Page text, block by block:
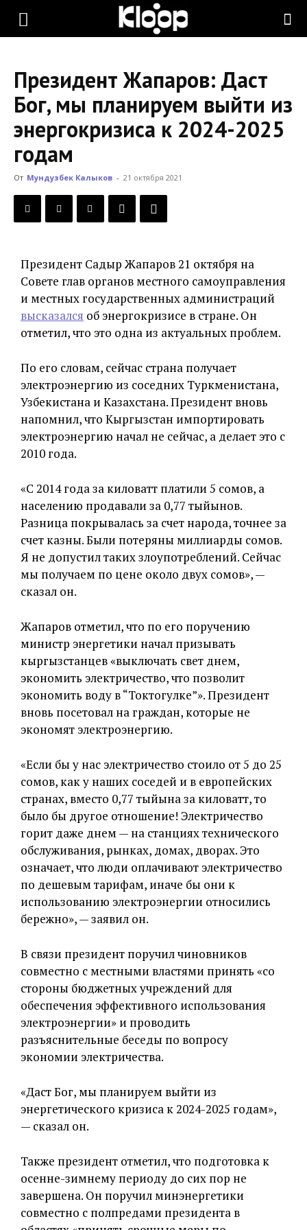
KLOOP.KG
Новости
Кыргызстана
Президент Жапаров: Даст
Бог, мы планируем выйти из
энергокризиса к 2024-2025
годам
От Мундузбек Калыков - 21 октября 2021
Президент Садыр Жапаров 21 октября на
Совете глав органов местного самоуправления
и местных государственных администраций
высказался об энергокризисе в стране. Он
отметил, что это одна из актуальных проблем.
По его словам, сейчас страна получает
электроэнергию из соседних Туркменистана,
Узбекистана и Казахстана. Президент вновь
напомнил, что Кыргызстан импортировать
электроэнергию начал не сейчас, а делает это с
2010 года.
«С 2014 года за киловатт платили 5 сомов, а
населению продавали за 0,77 тыйынов.
Разница покрывалась за счет народа, точнее за
счет казны. Были потеряны миллиарды сомов.
Я не допустил таких злоупотреблений. Сейчас
мы получаем по цене около двух сомов», —
сказал он.
Жапаров отметил, что по его поручению
министр энергетики начал призывать
кыргызстанцев «выключать свет днем,
экономить электричество, что позволит
экономить воду в “Токтогулке”». Президент
вновь посетовал на граждан, которые не
экономят электроэнергию.
«Если бы у нас электричество стоило от 5 до 25
сомов, как у наших соседей и в европейских
странах, вместо 0,77 тыйына за киловатт, то
было бы другое отношение! Электричество
горит даже днем — на станциях технического
обслуживания, рынках, домах, дворах. Это
означает, что люди оплачивают электричество
по дешевым тарифам, иначе бы они к
использованию электроэнергии относились
бережно», — заявил он.
В связи президент поручил чиновников
совместно с местными властями принять «со
стороны бюджетных учреждений для
обеспечения эффективного использования
электроэнергии» и проводить
разъяснительные беседы по вопросу
экономии электричества.
«Даст Бог, мы планируем выйти из
энергетического кризиса к 2024-2025 годам»,
— сказал он.
Также президент отметил, что подготовка к
осенне-зимнему периоду до сих пор не
завершена. Он поручил минэнергетики
совместно с полпредами президента в